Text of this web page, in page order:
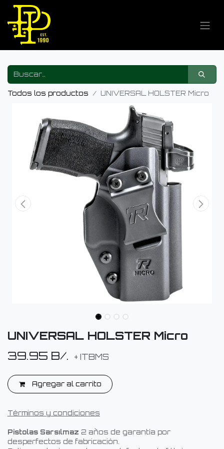
Todos los productos UNIVERSAL HOLSTER Micro
UNIVERSAL HOLSTER Micro
39.95 B/. + ITBMS
Agregar al carrito
Términos y condiciones
Pistolas Sarsılmaz 2 años de garantía por
desperfectos de fabricación.